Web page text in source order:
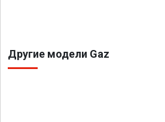
Другие модели Gaz